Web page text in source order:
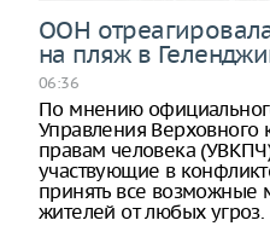
ООН
на пляж в
06:36
По мнению
Управления
правам человека
участвующие в
принять все
жителей от любых угроз.